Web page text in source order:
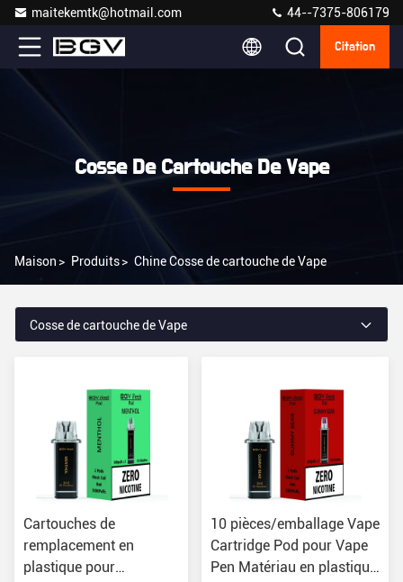
maitekemtk@hotmail.com 44--7375-806179
Citation
Cosse De Cartouche De Vape
Maison > Produits> Chine Cosse de cartouche de Vape
Cosse de cartouche de Vape
Cartouches de
remplacement en
plastique pour
10 pièces/emballage Vape
Cartridge Pod pour Vape
Pen Matériau en plastique